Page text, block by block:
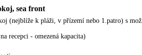
sea front
(nejblíže k pláži, v přízemí nebo 1.patro) s
recepci - omezená kapacita)